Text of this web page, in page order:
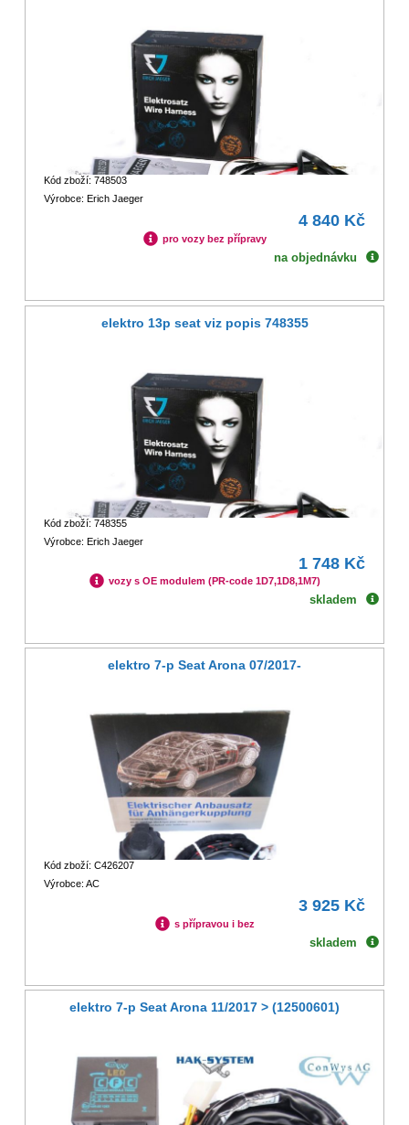
Kód zboží: 748503
Výrobce: Erich Jaeger
4 840 Kč
pro vozy bez přípravy
na objednávku
elektro 13p seat viz popis 748355
Kód zboží: 748355
Výrobce: Erich Jaeger
1 748 Kč
vozy s OE modulem (PR-code 1D7,1D8,1M7)
skladem
elektro 7-p Seat Arona 07/2017-
Kód zboží: C426207
Výrobce: AC
3 925 Kč
s přípravou i bez
skladem
elektro 7-p Seat Arona 11/2017 > (12500601)